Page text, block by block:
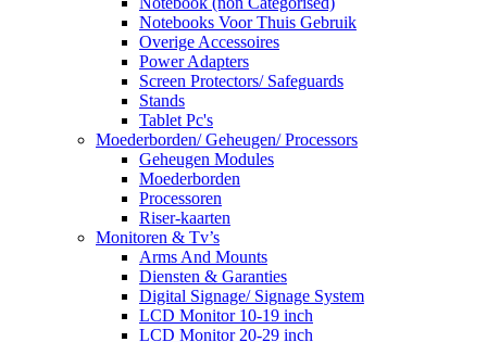
Notebooks Voor Thuis Gebruik
Overige Accessoires
Power Adapters
Screen Protectors/ Safeguards
Stands
Tablet Pc's
Moederborden/ Geheugen/ Processors
Geheugen Modules
Moederborden
Processoren
Riser-kaarten
Monitoren & Tv’s
Arms And Mounts
Diensten & Garanties
Digital Signage/ Signage System
LCD Monitor 10-19 inch
LCD Monitor 20-29 inch